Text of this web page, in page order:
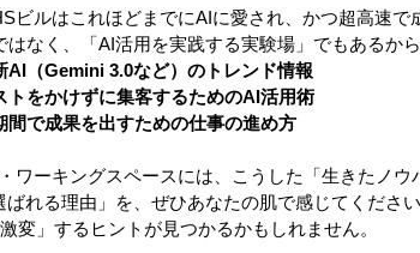
ビルはこれほどまでにAIに愛され、かつ超高速
はなく、「AI活用を実践する実験場」でもあるから
AI（Gemini 3.0など）のトレンド情報
トをかけずに集客するためのAI活用術
間で成果を出すための仕事の進め方
ワーキングスペースには、こうした「生きたノウ
ばれる理由」を、ぜひあなたの肌で感じてくださ
激変」するヒントが見つかるかもしれません。